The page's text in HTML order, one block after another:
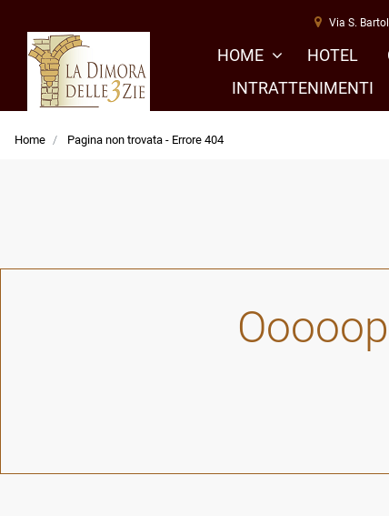
Via S.
HOME HOTEL
INTRATTENIMENTI
Home Pagina non trovata - Errore 404